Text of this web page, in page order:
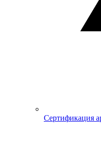
Сертификация